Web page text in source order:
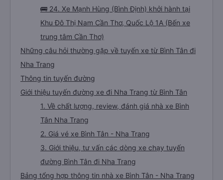
🚌 24. Xe Mạnh Hùng (Bình Định) khởi hành tại
Khu Đô Thị Nam Cần Thơ, Quốc Lộ 1A (Bến xe
trung tâm Cần Thơ)
Những câu hỏi thường gặp về tuyến xe từ Bình Tân đi
Nha Trang
Thông tin tuyến đường
Giới thiệu tuyến đường xe đi Nha Trang từ Bình Tân
1. Về chất lượng, review, đánh giá nhà xe Bình
Tân Nha Trang
2. Giá vé xe Bình Tân - Nha Trang
3. Giới thiệu, tư vấn các dòng xe chạy tuyến
đường Bình Tân đi Nha Trang
Bảng tổng hợp thông tin nhà xe Bình Tân - Nha Trang